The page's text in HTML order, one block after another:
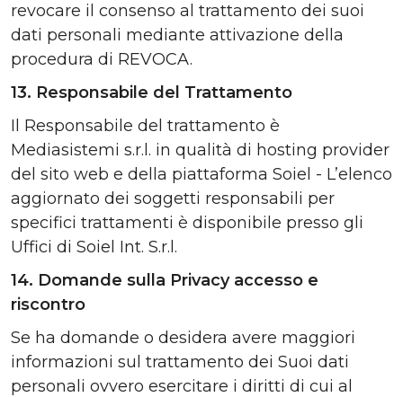
revocare il consenso al trattamento dei suoi
dati personali mediante attivazione della
procedura di REVOCA.
13. Responsabile del Trattamento
Il Responsabile del trattamento è
Mediasistemi s.r.l. in qualità di hosting provider
del sito web e della piattaforma Soiel - L’elenco
aggiornato dei soggetti responsabili per
specifici trattamenti è disponibile presso gli
Uffici di Soiel Int. S.r.l.
14. Domande sulla Privacy accesso e
riscontro
Se ha domande o desidera avere maggiori
informazioni sul trattamento dei Suoi dati
personali ovvero esercitare i diritti di cui al